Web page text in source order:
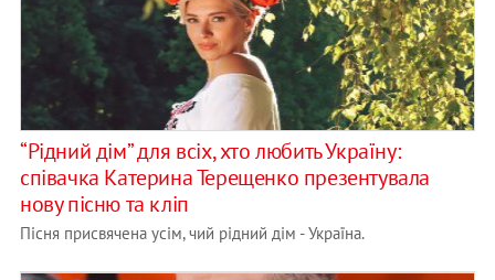
“Рідний дім” для всіх, хто любить Україну:
співачка Катерина Терещенко презентувала
нову пісню та кліп
Пісня присвячена усім, чий рідний дім - Україна.